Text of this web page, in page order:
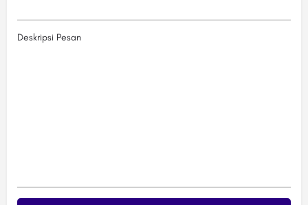
Deskripsi Pesan